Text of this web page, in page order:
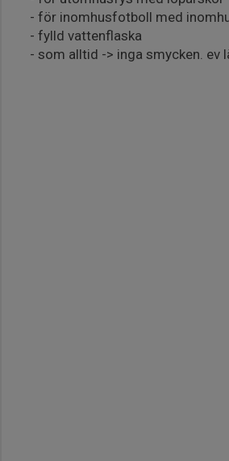
- för inomhusfotboll med
- fylld vattenflaska
- som alltid -> inga smycken. ev